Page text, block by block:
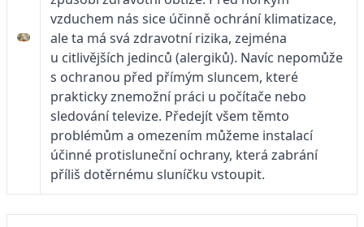
vzduchem nás sice účinně ochrání klimatizace,
ale ta má svá zdravotní rizika, zejména
u citlivějších jedinců (alergiků). Navíc nepomůže
s ochranou před přímým sluncem, které
prakticky znemožní práci u počítače nebo
sledování televize. Předejít všem těmto
problémům a omezením můžeme instalací
účinné protisluneční ochrany, která zabrání
příliš dotěrnému sluníčku vstoupit.